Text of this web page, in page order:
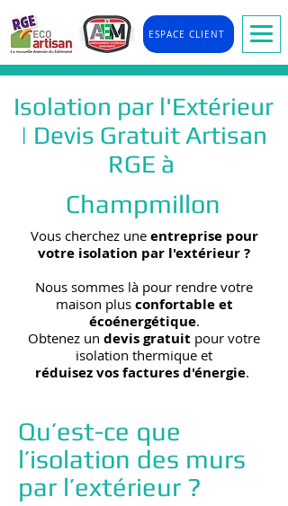
ESPACE CLIENT
Isolation par l'Extérieur
| Devis Gratuit Artisan
RGE à
Champmillon
Vous cherchez une entreprise pour
votre isolation par l'extérieur?
Nous sommes là pour rendre votre
maison plus confortable et
écoénergétique.
Obtenez un devis gratuit pour votre
isolation thermique et
réduisez vos factures d'énergie.
Qu’est-ce que
l’isolation des murs
par l’extérieur ?